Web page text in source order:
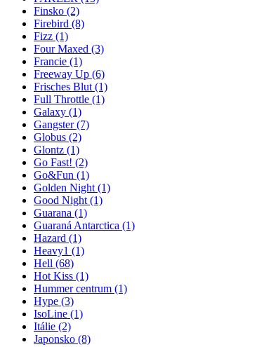
Finsko (2)
Firebird (8)
Fizz (1)
Four Maxed (3)
Francie (1)
Freeway Up (6)
Frisches Blut (1)
Full Throttle (1)
Galaxy (1)
Gangster(7)
Globus (2)
Glontz (1)
Go Fast! (2)
Go&Fun (1)
Golden Night (1)
Good Night (1)
Guarana (1)
Guaraná Antarctica (1)
Hazard (1)
Heavy1 (1)
Hell (68)
Hot Kiss (1)
Hummer centrum (1)
Hype (3)
IsoLine (1)
Itálie (2)
Japonsko (8)